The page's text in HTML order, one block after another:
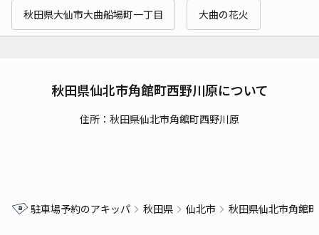
秋田県大仙市大曲船場町一丁目 大曲の花火
秋田県仙北市角館町西野川原について
住所：秋田県仙北市角館町西野川原
駐車場予約のアキッパ 秋田県 仙北市 秋田県仙北市角館